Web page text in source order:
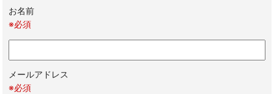
お名前
※必須
メールアドレス
※必須